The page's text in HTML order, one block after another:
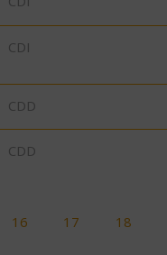
CDI
CDD
CDD
16 17 18